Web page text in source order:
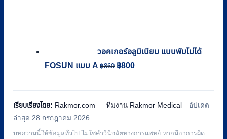
วอคเกอร์อลูมิเนียม แบบพับไม่ได้
FOSUN แบบ A ฿860 Original
was:
฿860.
฿800Current
is:
฿800.
เรียบเรียงโดย: Rakmor.com — ทีมงาน Rakmor Medical
อัปเดต
ล่าสุด 28 กรกฎาคม 2026
บทความนี้ให้ข้อมูลทั่วไป ไม่ใช่คำวินิจฉัยทางการแพทย์ หากมีอาการผิด